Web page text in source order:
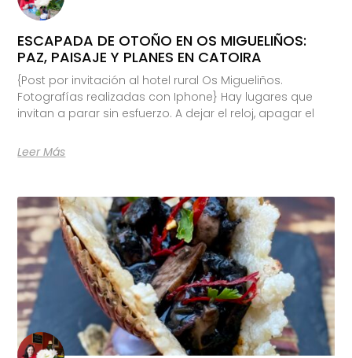
ESCAPADA DE OTOÑO EN OS MIGUELIÑOS:
PAZ, PAISAJE Y PLANES EN CATOIRA
{Post por invitación al hotel rural Os Migueliños.
Fotografías realizadas con Iphone} Hay lugares que
invitan a parar sin esfuerzo. A dejar el reloj, apagar el
Leer Más